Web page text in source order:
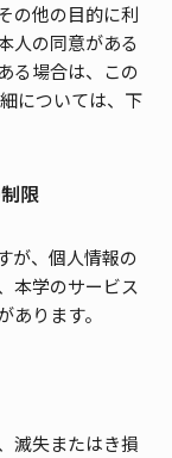
の他の目的に利
人の同意がある
る場合は、この
については、下
限
が、個人情報の
本学のサービス
ります。
滅失またはき損